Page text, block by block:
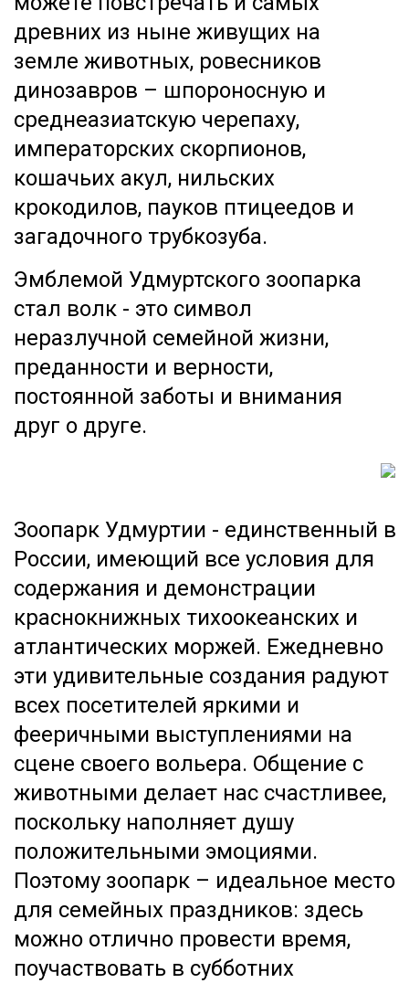
древних из ныне живущих на
земле животных, ровесников
динозавров – шпороносную и
среднеазиатскую черепаху,
императорских скорпионов,
кошачьих акул, нильских
крокодилов, пауков птицеедов и
загадочного трубкозуба.
Эмблемой Удмуртского зоопарка
стал волк - это символ
неразлучной семейной жизни,
преданности и верности,
постоянной заботы и внимания
друг о друге.
Зоопарк Удмуртии - единственный в
России, имеющий все условия для
содержания и демонстрации
краснокнижных тихоокеанских и
атлантических моржей. Ежедневно
эти удивительные создания радуют
всех посетителей яркими и
фееричными выступлениями на
сцене своего вольера. Общение с
животными делает нас счастливее,
поскольку наполняет душу
положительными эмоциями.
Поэтому зоопарк – идеальное место
для семейных праздников: здесь
можно отлично провести время,
поучаствовать в субботних